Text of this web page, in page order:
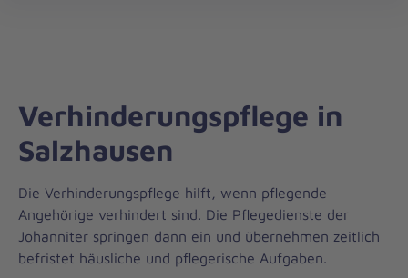
Verhinderungspflege in
Salzhausen
Die Verhinderungspflege hilft, wenn pflegende
Angehörige verhindert sind. Die Pflegedienste der
Johanniter springen dann ein und übernehmen zeitlich
befristet häusliche und pflegerische Aufgaben.